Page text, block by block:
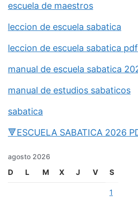
escuela de maestros
leccion de escuela sabatica
leccion de escuela sabatica pdf
manual de escuela sabatica
manual de estudios sabaticos
sabatica
🔻ESCUELA SABATICA 2026
agosto 2026
D L M X J V S
1